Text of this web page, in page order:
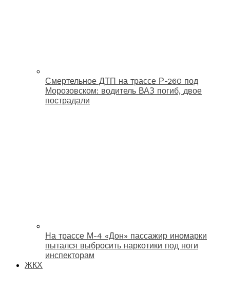
Смертельное ДТП на трассе Р-260 под
Морозовском: водитель ВАЗ погиб, двое
пострадали
На трассе М-4 «Дон» пассажир иномарки
пытался выбросить наркотики под ноги
инспекторам
ЖКХ